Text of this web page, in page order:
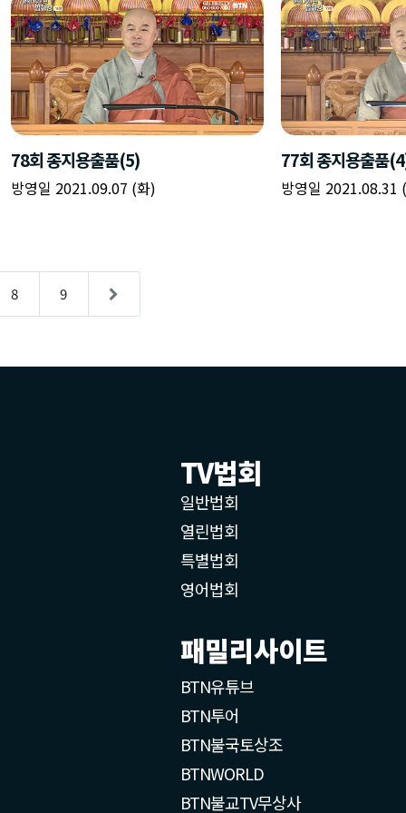
78회 종지용출품(5)
방영일 2021.09.07 (화)
77회 종지용출품
방영일 2021.08.31
8 9
TV법회
일반법회
열린법회
특별법회
영어법회
패밀리사이트
BTN유튜브
BTN투어
BTN불국토상조
BTNWORLD
BTN불교TV무상사